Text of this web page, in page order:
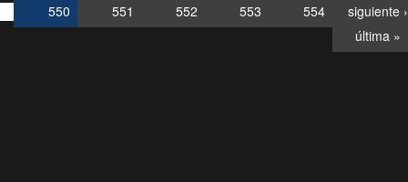
550
551 552 553 554
siguiente ›
última »